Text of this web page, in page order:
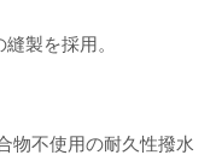
製を採用。
物不使用の耐久性撥水